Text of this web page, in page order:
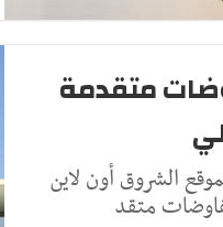
متقدمة
الشروق أون لاين